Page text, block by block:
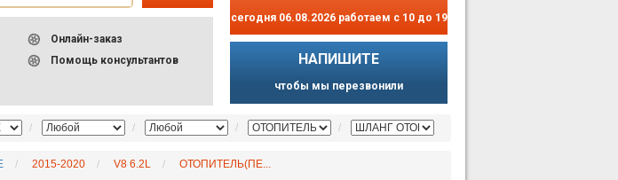
Онлайн-заказ
Помощь консультантов
сегодня 06.08.2026 работаем с 10 до 19
НАПИШИТЕ
чтобы мы перезвонили
2015-2020 V8 6.2L
ОТОПИТЕЛЬ(ПЕ...